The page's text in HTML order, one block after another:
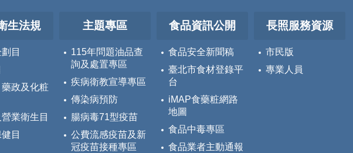
生法規
目
政及化粧
業衛生目
目
主題專區
115年問題油品查
詢及處置專區
疾病衛教宣導專區
傳染病預防
腸病毒71型疫苗
公費流感疫苗及新
冠疫苗接種專區
食品資訊公開
食品安全新聞稿
臺北市食材登錄平
台
iMAP食藥粧網路
地圖
食品中毒專區
食品業者主動通報
長照服務資源
市民版
專業人員